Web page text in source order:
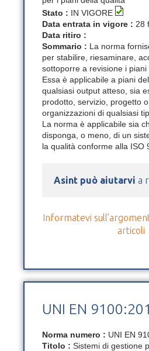
Stato : IN VIGORE
Data entrata in vigore : 28
Data ritiro :
Sommario : La norma
per stabilire, riesaminare,
sottoporre a revisione i piani
Essa è applicabile a piani
qualsiasi output atteso, sia
prodotto, servizio, progetto
organizzazioni di qualsiasi
La norma è applicabile sia
disponga, o meno, di un
la qualità conforme alla ISO
Asint può aiutarvi a
Informatevi
articoli
UNI EN
Norma numero : UNI EN
Titolo : Sistemi di gestione